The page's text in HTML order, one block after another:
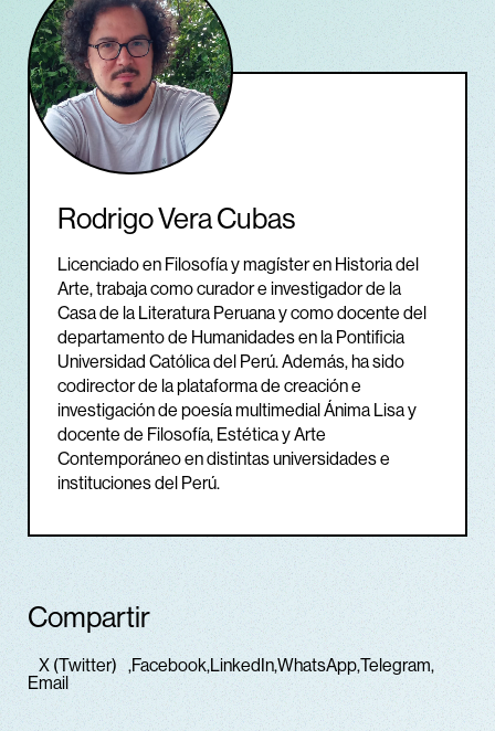
Rodrigo Vera Cubas
Licenciado en Filosofía y magíster en Historia del
Arte, trabaja como curador e investigador de la
Casa de la Literatura Peruana y como docente del
departamento de Humanidades en la Pontificia
Universidad Católica del Perú. Además, ha sido
codirector de la plataforma de creación e
investigación de poesía multimedial Ánima Lisa y
docente de Filosofía, Estética y Arte
Contemporáneo en distintas universidades e
instituciones del Perú.
Compartir
X (Twitter) Facebook LinkedInWhatsAppTelegram
Email